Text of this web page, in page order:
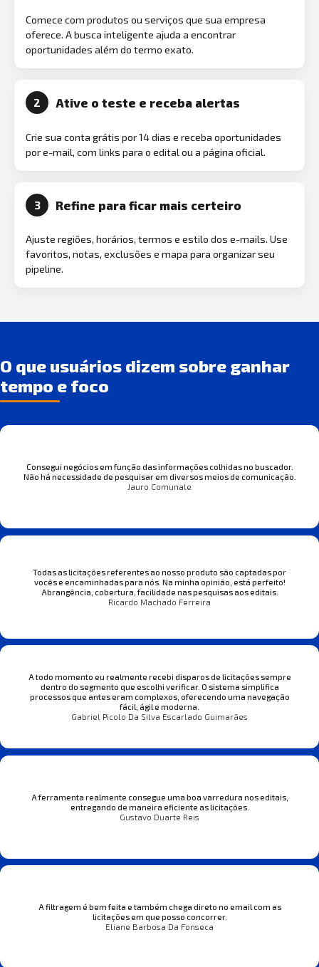
Comece com produtos ou serviços que sua empresa
oferece. A busca inteligente ajuda a encontrar
oportunidades além do termo exato.
2 Ative o teste e receba alertas
Crie sua conta grátis por 14 dias e receba oportunidades
por e-mail, com links para o edital ou a página oficial.
3 Refine para ficar mais certeiro
Ajuste regiões, horários, termos e estilo dos e-mails. Use
favoritos, notas, exclusões e mapa para organizar seu
pipeline.
O que usuários dizem sobre ganhar
tempo e foco
Consegui negócios em função das informações colhidas no buscador.
Não há necessidade de pesquisar em diversos meios de comunicação.
Jauro Comunale
Todas as licitações referentes ao nosso produto são captadas por
vocês e encaminhadas para nós. Na minha opinião, está perfeito!
Abrangência, cobertura, facilidade nas pesquisas aos editais.
Ricardo Machado Ferreira
A todo momento eu realmente recebi disparos de licitações sempre
dentro do segmento que escolhi verificar. O sistema simplifica
processos que antes eram complexos, oferecendo uma navegação
fácil, ágil e moderna.
Gabriel Picolo Da Silva Escarlado Guimarães
A ferramenta realmente consegue uma boa varredura nos editais,
entregando de maneira eficiente as licitações.
Gustavo Duarte Reis
A filtragem é bem feita e também chega direto no email com as
licitações em que posso concorrer.
Eliane Barbosa Da Fonseca